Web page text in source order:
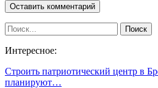
Интересное:
Строить патриотический центр в
планируют…